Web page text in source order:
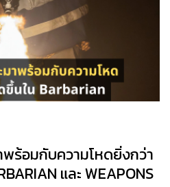
พร้อมกับความโหดยิ่งกว่า
และ WEAPONS